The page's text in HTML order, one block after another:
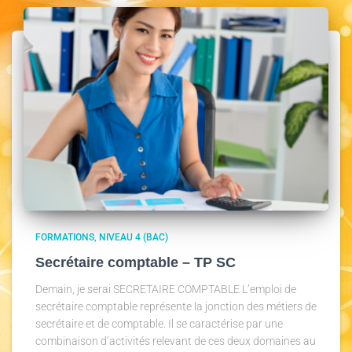
FORMATIONS NIVEAU 4 (BAC)
Secrétaire comptable – TP SC
Demain, je serai SECRETAIRE COMPTABLE L’emploi de
secrétaire comptable représente la jonction des métiers de
secrétaire et de comptable. Il se caractérise par une
combinaison d’activités relevant de ces deux domaines au